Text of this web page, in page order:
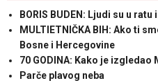
BORIS BUDEN: Ljudi su u
MULTIETNIČKA BIH: Ako ti
Bosne i Hercegovine
70 GODINA: Kako je izgledao
Parče plavog neba